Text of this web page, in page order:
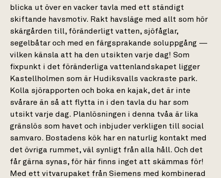
blicka ut över en vacker tavla med ett ständigt
skiftande havsmotiv. Rakt havsläge med allt som hör
skärgården till, föränderligt vatten, sjöfåglar,
segelbåtar och med en färgsprakande soluppgång —
vilken känsla att ha den utsikten varje dag! Som
fixpunkt i det föränderliga vattenlandskapet ligger
Kastellholmen som är Hudiksvalls vackraste park.
Kolla sjörapporten och boka en kajak, det är inte
svårare än så att flytta in i den tavla du har som
utsikt varje dag. Planlösningen i denna tvåa är lika
gränslös som havet och inbjuder verkligen till social
samvaro. Bostadens kök har en naturlig kontakt med
det övriga rummet, väl synligt från alla håll. Och det
får gärna synas, för här finns inget att skämmas för!
Med ett vitvarupaket från Siemens med kombinerad